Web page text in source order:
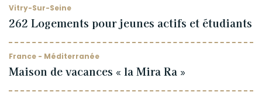
Vitry-Sur-Seine
262 Logements pour jeunes actifs et étudiants
France - Méditerranée
Maison de vacances « la Mira Ra »